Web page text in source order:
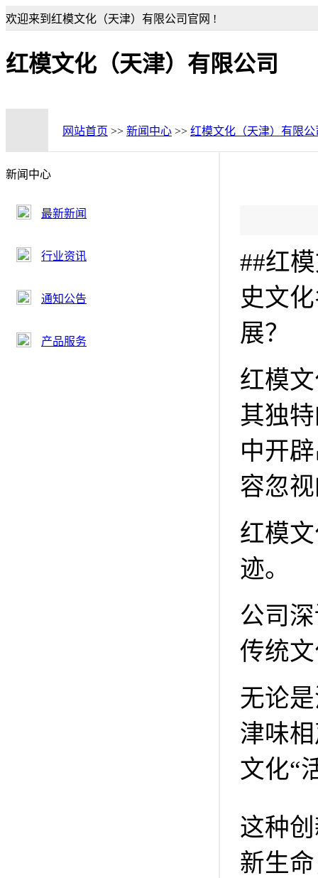
欢迎来到红模文化（天津）有限公司官网 !
红模文化（天津）有限公司
网站首页 >> 新闻中心 >> 红模文化（天津）有限公
新闻中心
最新新闻
行业资讯
通知公告
产品服务
##红
史文
展？
红模
其独
中开
容忽
红模
迹。
公司
传统
无论
津味
文化“
这种
新生